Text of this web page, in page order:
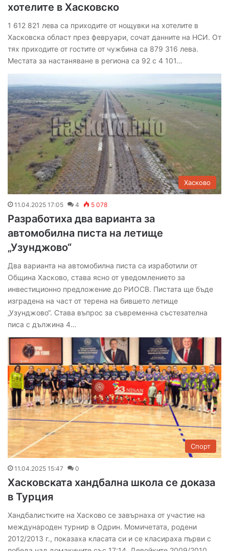
хотелите в Хасковско
1 612 821 лева са приходите от нощувки на хотелите в
Хасковска област през февруари, сочат данните на НСИ. От
тях приходите от гостите от чужбина са 879 316 лева.
Местата за настаняване в региона са 92 с 4 101…
Хасково
11.04.2025 17:05 4 5 078
Разработиха два варианта за
автомобилна писта на летище
„Узунджово“
Два варианта на автомобилна писта са изработили от
Община Хасково, става ясно от уведомлението за
инвестиционно предложение до РИОСВ. Пистата ще бъде
изградена на част от терена на бившето летище
„Узунджово“. Става въпрос за съвременна състезателна
писа с дължина 4…
Спорт
11.04.2025 15:47 0
Хасковската хандбална школа се доказа
в Турция
Хандбалистките на Хасково се завърнаха от участие на
международен турнир в Одрин. Момичетата, родени
2012/2013 г., показаха класата си и се класираха първи с